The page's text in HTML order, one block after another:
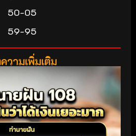
50-05
59-95
วามเพิ่มเติม